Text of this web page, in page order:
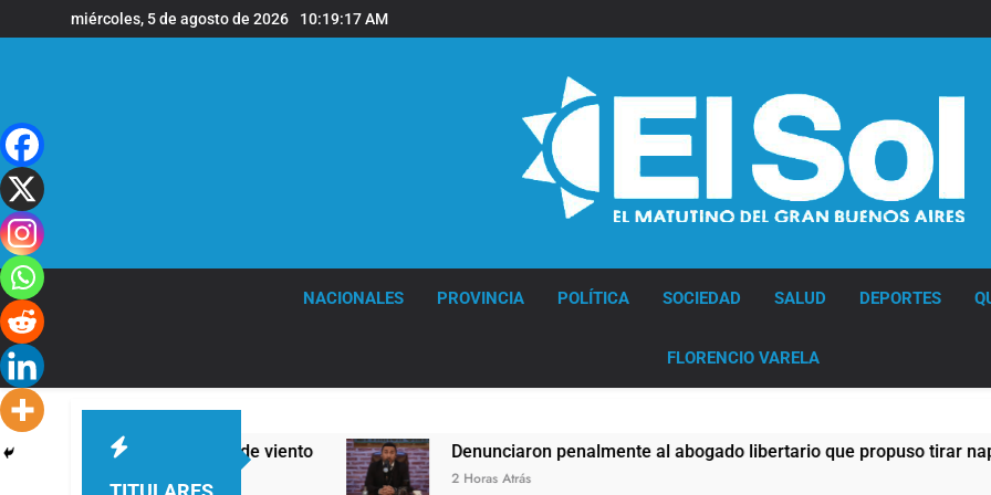
al
miércoles, 5 de agosto de 2026 10:19:18 AM
NACIONALES PROVINCIA POLÍTICA SOCIEDAD SALUD DEPORTES
FLORENCIO VARELA
y fuertes ráfagas de viento Denunciaron penalmente al abogado libertario que propuso tirar napalm
2 Horas Atrás